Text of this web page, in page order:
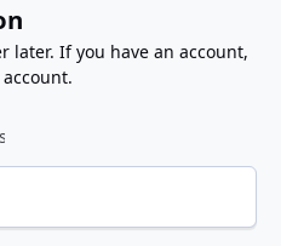
later. If you have an account,